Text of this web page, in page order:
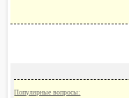
Популярные вопросы: